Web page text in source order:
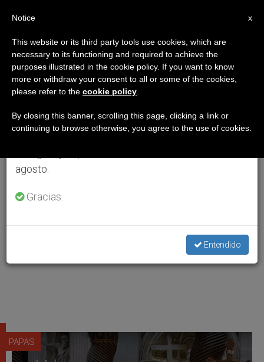
PAPAS
×
Aviso importante
Del 27 de julio al 7 de agosto haremos la pausa
anual, aprovechando que en el periodo de verano
se generan menos informaciones y también el
agosto.
Gracias.
Entendido
x
Notice
This website or its third party tools use cookies, which are
necessary to its functioning and required to achieve the
purposes illustrated in the cookie policy. If you want to know
more or withdraw your consent to all or some of the cookies,
please refer to the cookie policy
By closing this banner, scrolling this page, clicking a link or
continuing to browse otherwise, you agree to the use of cookies.